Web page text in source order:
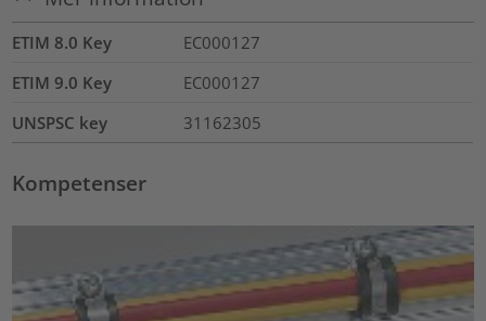
ETIM 8.0 Key
EC000127
ETIM 9.0 Key
EC000127
UNSPSC key
31162305
Kompetenser